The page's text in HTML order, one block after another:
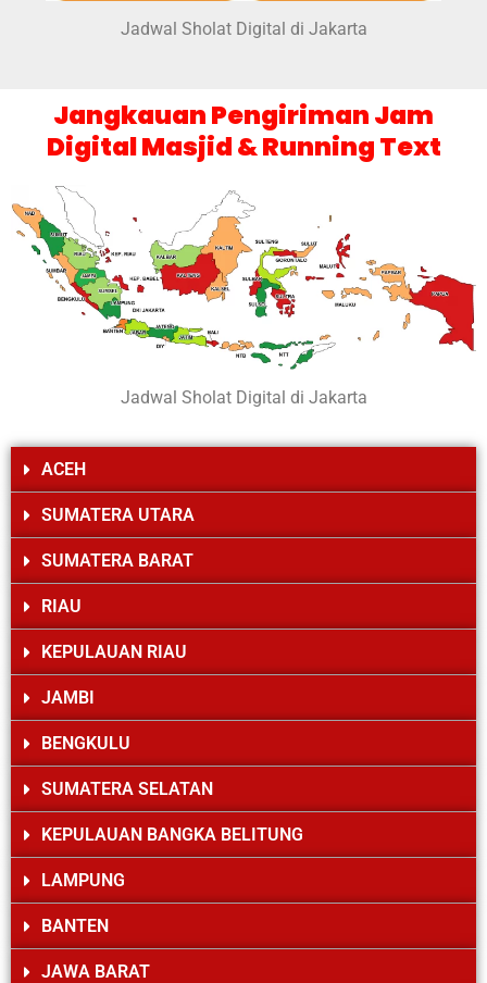
Jadwal Sholat Digital di Jakarta
Jangkauan Pengiriman Jam
Digital Masjid & Running Text
Jadwal Sholat Digital di Jakarta
ACEH
SUMATERA UTARA
SUMATERA BARAT
RIAU
KEPULAUAN RIAU
JAMBI
BENGKULU
SUMATERA SELATAN
KEPULAUAN BANGKA BELITUNG
LAMPUNG
BANTEN
JAWA BARAT